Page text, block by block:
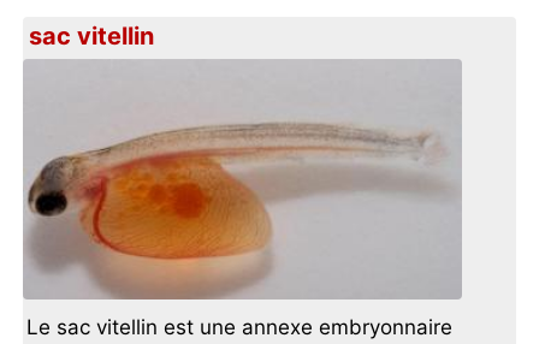
sac vitellin
Le sac vitellin est une annexe embryonnaire